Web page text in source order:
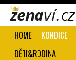
HOME KONDICE
DĚTI&RODINA